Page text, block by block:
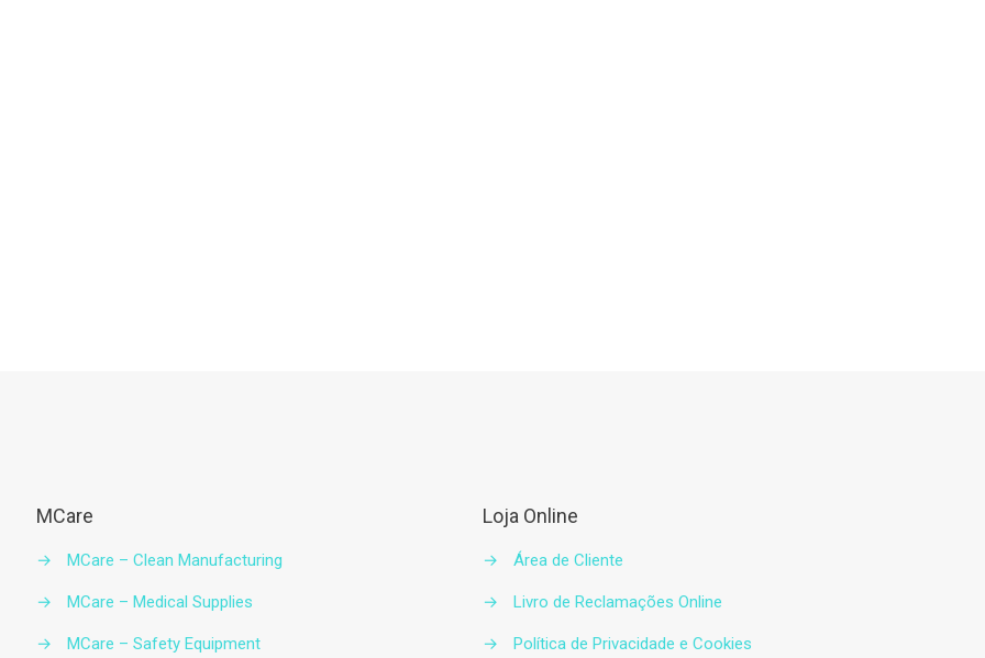
MCare
→ MCare – Clean Manufacturing
→ MCare – Medical Supplies
→ MCare – Safety Equipment
Loja Online
→ Área de Cliente
→ Livro de Reclamações Online
→ Política de Privacidade e Cookies